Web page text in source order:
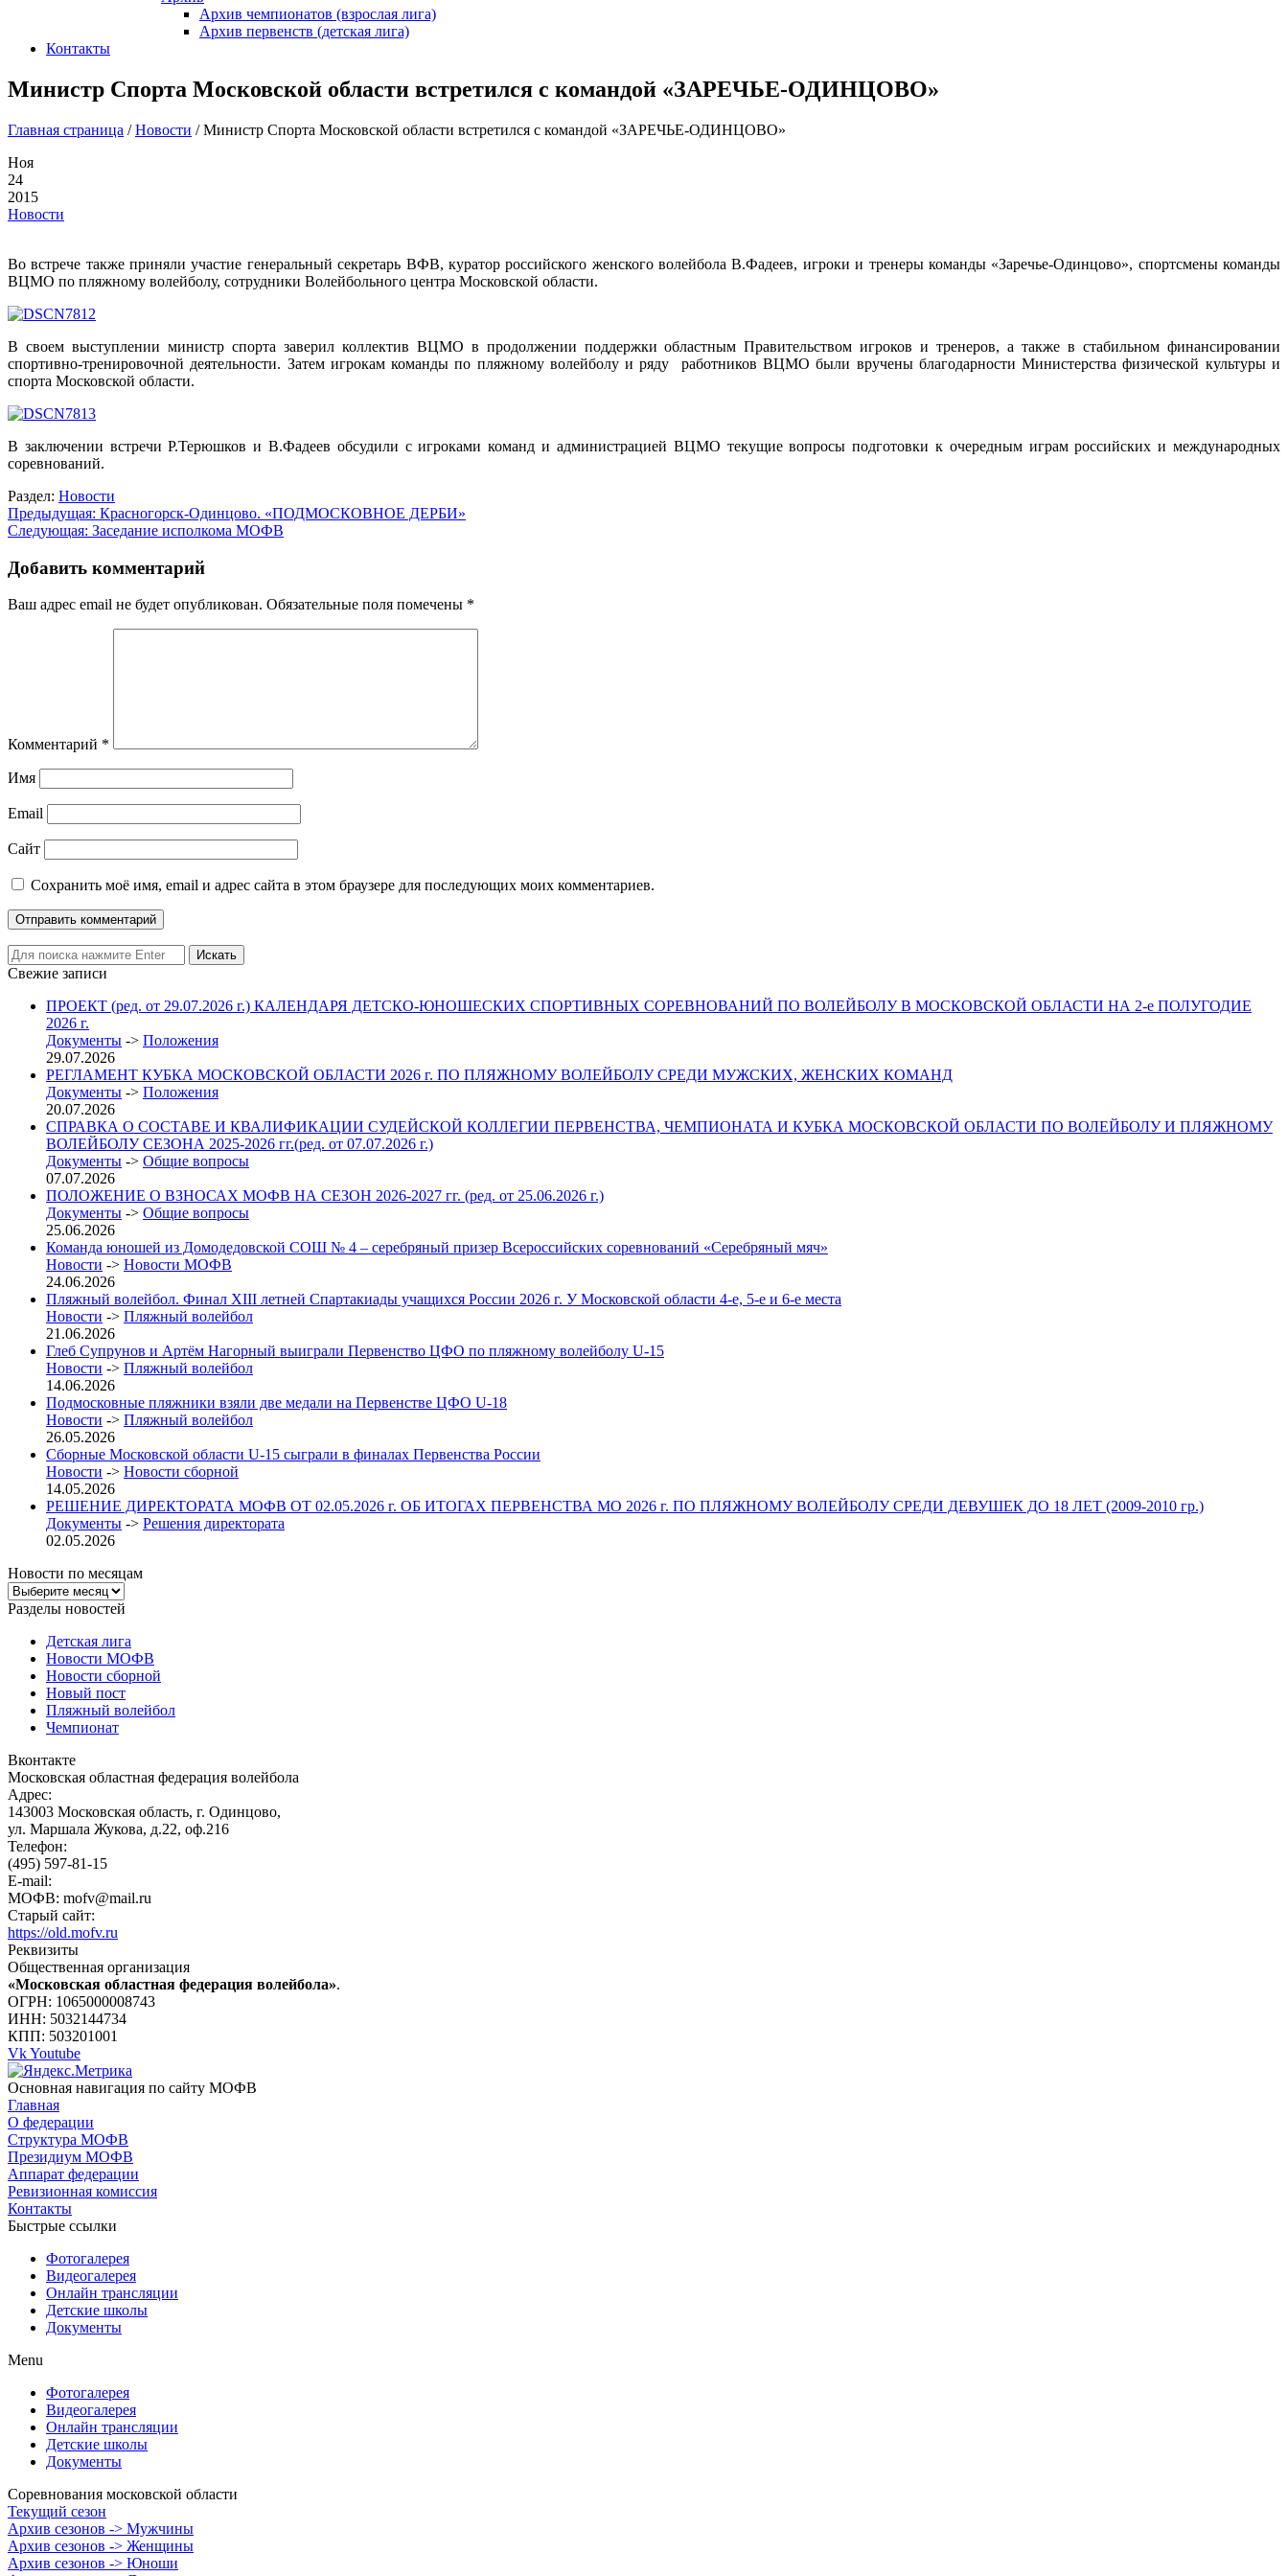
Архив чемпионатов (взрослая лига)
Архив первенств (детская лига)
Контакты
Министр Спорта Московской области встретился с командой «ЗАРЕЧЬЕ-ОДИНЦОВО»
Главная страница /Новости /Министр Спорта Московской области встретился с командой «ЗАРЕЧЬЕ-ОДИНЦОВО»
Ноя
24
2015
Новости
Во встрече также приняли участие генеральный секретарь ВФВ, куратор российского женского волейбола В.Фадеев, игроки и тренеры команды «Заречье-Одинцово», спортсмены команды
ВЦМО по пляжному волейболу, сотрудники Волейбольного центра Московской области.
В своем выступлении министр спорта заверил коллектив ВЦМО в продолжении поддержки областным Правительством игроков и тренеров, а также в стабильном финансировании
спортивно-тренировочной деятельности. Затем игрокам команды по пляжному волейболу и ряду работников ВЦМО были вручены благодарности Министерства физической культуры и
спорта Московской области.
В заключении встречи Р.Терюшков и В.Фадеев обсудили с игроками команд и администрацией ВЦМО текущие вопросы подготовки к очередным играм российских и международных
соревнований.
Раздел: Новости
Навигация
по
записям
Предыдущая: Красногорск-Одинцово. «ПОДМОСКОВНОЕ ДЕРБИ»
Следующая: Заседание исполкома МОФВ
Добавить комментарий
Ваш адрес email не будет опубликован. Обязательные поля помечены *
Комментарий *
Имя
Email
Сайт
Сохранить моё имя, email и адрес сайта в этом браузере для последующих моих комментариев.
Свежие записи
ПРОЕКТ (ред. от 29.07.2026 г.) КАЛЕНДАРЯ ДЕТСКО-ЮНОШЕСКИХ СПОРТИВНЫХ СОРЕВНОВАНИЙ ПО ВОЛЕЙБОЛУ В МОСКОВСКОЙ ОБЛАСТИ НА 2-е ПОЛУГОДИЕ
2026 г.
Документы -> Положения
29.07.2026
РЕГЛАМЕНТ КУБКА МОСКОВСКОЙ ОБЛАСТИ 2026 г. ПО ПЛЯЖНОМУ ВОЛЕЙБОЛУ СРЕДИ МУЖСКИХ, ЖЕНСКИХ КОМАНД
Документы -> Положения
20.07.2026
СПРАВКА О СОСТАВЕ И КВАЛИФИКАЦИИ СУДЕЙСКОЙ КОЛЛЕГИИ ПЕРВЕНСТВА, ЧЕМПИОНАТА И КУБКА МОСКОВСКОЙ ОБЛАСТИ ПО ВОЛЕЙБОЛУ И ПЛЯЖНОМУ
ВОЛЕЙБОЛУ СЕЗОНА 2025-2026 гг.(ред. от 07.07.2026 г.)
Документы -> Общие вопросы
07.07.2026
ПОЛОЖЕНИЕ О ВЗНОСАХ МОФВ НА СЕЗОН 2026-2027 гг. (ред. от 25.06.2026 г.)
Документы -> Общие вопросы
25.06.2026
Команда юношей из Домодедовской СОШ № 4 – серебряный призер Всероссийских соревнований «Серебряный мяч»
Новости -> Новости МОФВ
24.06.2026
Пляжный волейбол. Финал XIII летней Спартакиады учащихся России 2026 г. У Московской области 4-е, 5-е и 6-е места
Новости -> Пляжный волейбол
21.06.2026
Глеб Супрунов и Артём Нагорный выиграли Первенство ЦФО по пляжному волейболу U-15
Новости -> Пляжный волейбол
14.06.2026
Подмосковные пляжники взяли две медали на Первенстве ЦФО U-18
Новости -> Пляжный волейбол
26.05.2026
Сборные Московской области U-15 сыграли в финалах Первенства России
Новости -> Новости сборной
14.05.2026
РЕШЕНИЕ ДИРЕКТОРАТА МОФВ ОТ 02.05.2026 г. ОБ ИТОГАХ ПЕРВЕНСТВА МО 2026 г. ПО ПЛЯЖНОМУ ВОЛЕЙБОЛУ СРЕДИ ДЕВУШЕК ДО 18 ЛЕТ (2009-2010 гр.)
Документы -> Решения директората
02.05.2026
Новости по месяцам
Новости
по
Разделы новостей
Детская лига
Новости МОФВ
Новости сборной
Новый пост
Пляжный волейбол
Чемпионат
Вконтакте
Московская областная федерация волейбола
Адрес:
143003 Московская область, г. Одинцово,
ул. Маршала Жукова, д.22, оф.216
Телефон:
(495) 597-81-15
E-mail:
МОФВ: mofv@mail.ru
Старый сайт:
https://old.mofv.ru
Реквизиты
Общественная организация
«Московская областная федерация волейбола».
ОГРН: 1065000008743
ИНН: 5032144734
КПП: 503201001
VkYoutube
Основная навигация по сайту МОФВ
Главная
О федерации
Структура МОФВ
Президиум МОФВ
Аппарат федерации
Ревизионная комиссия
Контакты
Быстрые ссылки
Фотогалерея
Видеогалерея
Онлайн трансляции
Детские школы
Документы
Menu
Фотогалерея
Видеогалерея
Онлайн трансляции
Детские школы
Документы
Соревнования московской области
Текущий сезон
Архив сезонов -> Мужчины
Архив сезонов -> Женщины
Архив сезонов -> Юноши